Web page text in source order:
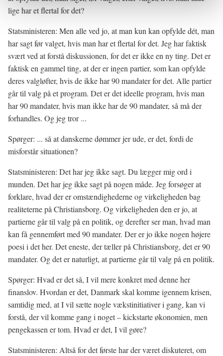
lige har et flertal for det?
Statsministeren: Men alle ved jo, at man kun kan opfylde dét, man
har sagt før valget, hvis man har et flertal for det. Jeg har faktisk
svært ved at forstå diskussionen, for det er ikke en ny ting. Det er
faktisk en gammel ting, at der er ingen partier, som kan opfylde
deres valgløfter, hvis de ikke har 90 mandater for det. Alle partier
går til valg på et program. Det er det ideelle program, hvis man
har 90 mandater, hvis man ikke har de 90 mandater, så må der
forhandles. Og jeg tror ...
Spørger: ... så at danskerne dømmer jer ude, er det, fordi de
misforstår situationen?
Statsministeren: Det har jeg ikke sagt. Du lægger mig ord i
munden. Det har jeg ikke sagt på nogen måde. Jeg forsøger at
forklare, hvad der er omstændighederne og virkeligheden bag
realiteterne på Christiansborg. Og virkeligheden den er jo, at
partierne går til valg på en politik, og derefter ser man, hvad man
kan få gennemført med 90 mandater. Der er jo ikke nogen højere
poesi i det her. Det eneste, der tæller på Christiansborg, det er 90
mandater. Og det er naturligt, at partierne går til valg på en politik.
Spørger: Hvad er det så, I vil mere konkret med denne her
finanslov. Hvordan er det, Danmark skal komme igennem krisen,
samtidig med, at I vil sætte nogle vækstinitiativer i gang, kan vi
forstå, der vil komme gang i noget – kickstarte økonomien, men
pengekassen er tom. Hvad er det, I vil gøre?
Statsministeren: Altså for det første har der været diskuteret, om